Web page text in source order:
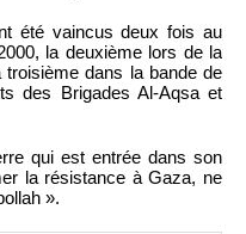
été vaincus deux fois au
la deuxième lors de la
dans la bande de
des Brigades Al-Aqsa et
qui est entrée dans son
la résistance à Gaza, ne
».